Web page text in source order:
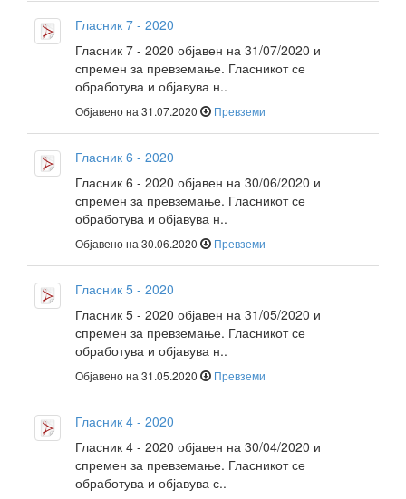
Гласник 7 - 2020
Гласник 7 - 2020 објавен на 31/07/2020 и
спремен за превземање. Гласникот се
обработува и објавува н..
Објавено на 31.07.2020 Превземи
Гласник 6 - 2020
Гласник 6 - 2020 објавен на 30/06/2020 и
спремен за превземање. Гласникот се
обработува и објавува н..
Објавено на 30.06.2020 Превземи
Гласник 5 - 2020
Гласник 5 - 2020 објавен на 31/05/2020 и
спремен за превземање. Гласникот се
обработува и објавува н..
Објавено на 31.05.2020 Превземи
Гласник 4 - 2020
Гласник 4 - 2020 објавен на 30/04/2020 и
спремен за превземање. Гласникот се
обработува и објавува с..